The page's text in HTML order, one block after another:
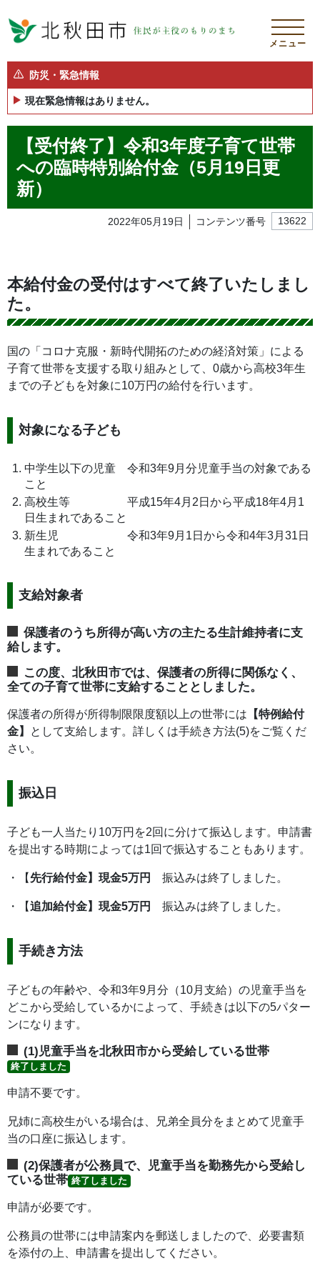
メニュー
防災・緊急情報
現在緊急情報はありません。
【受付終了】令和3年度子育て世帯
への臨時特別給付金（5月19日更
新）
2022年05月19日 コンテンツ番号 13622
本給付金の受付はすべて終了いたしまし
た。
国の「コロナ克服・新時代開拓のための経済対策」による
子育て世帯を支援する取り組みとして、0歳から高校3年生
までの子どもを対象に10万円の給付を行います。
対象になる子ども
中学生以下の児童 令和3年9月分児童手当の対象である
こと
高校生等 平成15年4月2日から平成18年4月1
日生まれであること
新生児 令和3年9月1日から令和4年3月31日
生まれであること
支給対象者
保護者のうち所得が高い方の主たる生計維持者に支
給します。
この度、北秋田市では、保護者の所得に関係なく、
全ての子育て世帯に支給することとしました。
保護者の所得が所得制限限度額以上の世帯には 【特例給付
金】
として支給します。詳しくは手続き方法(5)をご覧くだ
さい。
振込日
子ども一人当たり10万円を2回に分けて振込します。申請書
を提出する時期によっては1回で振込することもあります。
・【 先行給付金】現金5万円 振込みは終了しました。
・【追加給付金】現金5万円 振込みは終了しました。
手続き方法
子どもの年齢や、令和3年9月分（10月支給）の児童手当を
どこから受給しているかによって、手続きは以下の5パター
ンになります。
(1)児童手当を北秋田市から受給している世帯
終了しました
申請不要です。
兄姉に高校生がいる場合は、兄弟全員分をまとめて児童手
当の口座に振込します。
(2)保護者が公務員で、児童手当を勤務先から受給し
ている世帯 終了しました
申請が必要です。
公務員の世帯には申請案内を郵送しましたので、必要書類
を添付の上、申請書を提出してください。